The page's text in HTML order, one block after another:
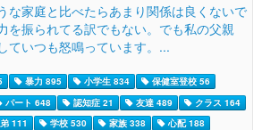
な家庭と比べたらあまり関係は良くないで
を振られてる訳でもない。でも私の父親
ていつも怒鳴っています。...
暴力 895 小学生 834
保健室登校 56
パート 648 認知症 21 友達 489
クラス 164
弟 111 学校 530 家族 338
心配 188